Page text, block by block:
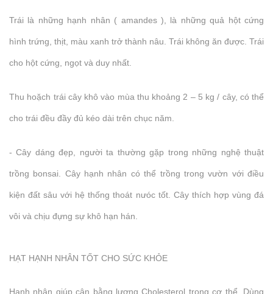
Trái là những hạnh nhân ( amandes ), là những quả hột cứng
hình trứng, thịt, màu xanh trở thành nâu. Trái không ăn được. Trái
cho hột cứng, ngọt và duy nhất.
Thu hoặch trái cây khô vào mùa thu khoảng 2 – 5 kg / cây, có thể
cho trái đều đầy đủ kéo dài trên chục năm.
- Cây dáng đẹp, người ta thường gặp trong những nghệ thuật
trồng bonsai. Cây hạnh nhân có thể trồng trong vườn với điều
kiện đất sâu với hệ thống thoát nưóc tốt. Cây thích hợp vùng đá
vôi và chịu đựng sự khô hạn hán.
HẠT HẠNH NHÂN TỐT CHO SỨC KHỎE
Hạnh nhân giúp cân bằng lượng Cholesterol trong cơ thể. Dùng